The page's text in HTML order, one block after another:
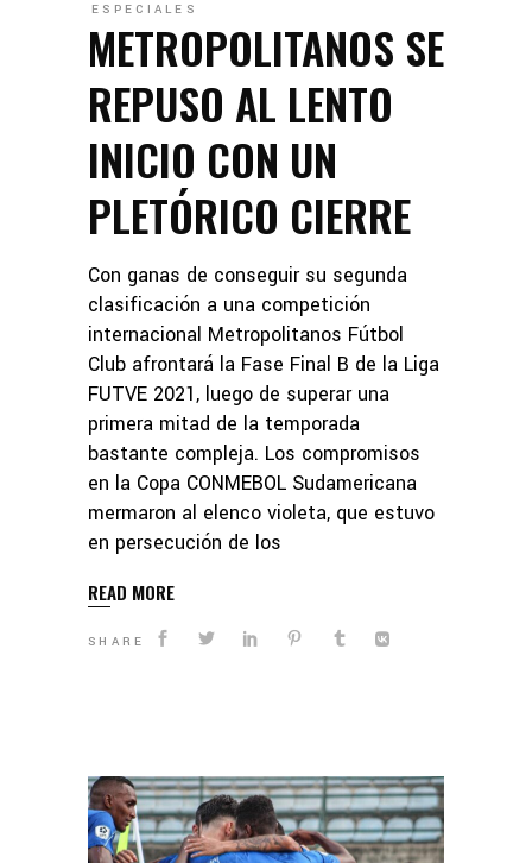
ESPECIALES
METROPOLITANOS SE
REPUSO AL LENTO
INICIO CON UN
PLETÓRICO CIERRE
Con ganas de conseguir su segunda
clasificación a una competición
internacional Metropolitanos Fútbol
Club afrontará la Fase Final B de la Liga
FUTVE 2021, luego de superar una
primera mitad de la temporada
bastante compleja. Los compromisos
en la Copa CONMEBOL Sudamericana
mermaron al elenco violeta, que estuvo
en persecución de los
READ MORE
SHARE